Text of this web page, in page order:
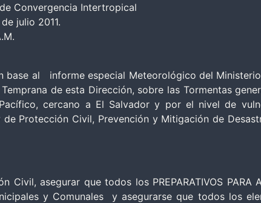
Convergencia Intertropical
julio 2011.
al informe especial Meteorológico del
de esta Dirección, sobre las Tormentas
cercano a El Salvador y por el nivel de
Civil, Prevención y Mitigación de
asegurar que todos los PREPARATIVOS PARA
y Comunales y asegurarse que todos los